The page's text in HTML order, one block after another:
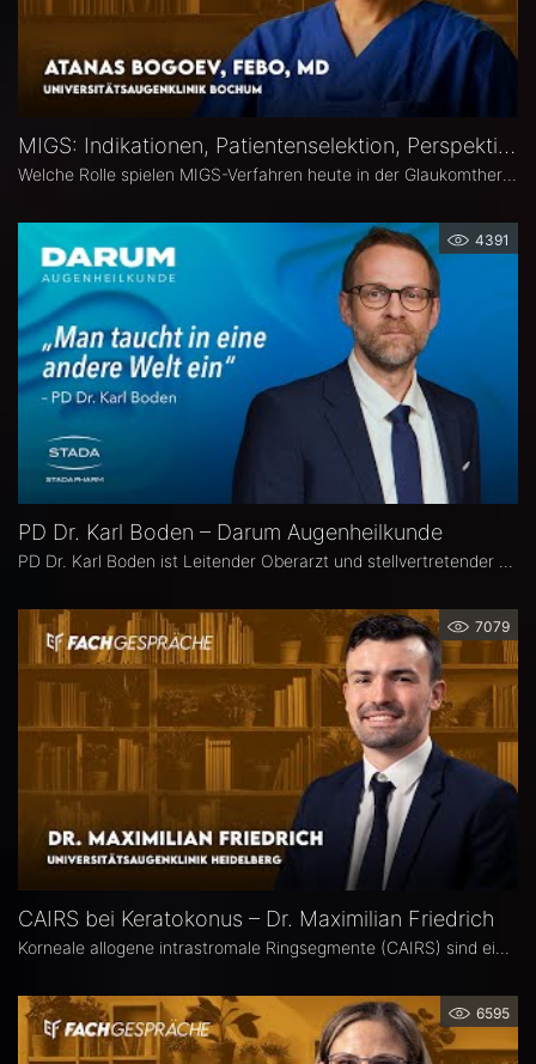
MIGS: Indikationen, Patientenselektion, Perspektiven – Atanas Bogoev, FEBO, MD
Welche Rolle spielen MIGS-Verfahren heute in der Glaukomtherapie? Atanas Bogoev, FEBO, MD, Oberarzt an der Universitätsaugenklinik Bochum spricht im Interview über Indikationen und Patientenselektion, den Stellenwert verschiedener MIGS-Verfahren im klinischen Alltag, realistische Therapieziele sowie Limitationen und zukünftige Entwicklungen der minimalinvasiven Glaukomchirurgie.
4391
PD Dr. Karl Boden – Darum Augenheilkunde
7079
CAIRS bei Keratokonus – Dr. Maximilian Friedrich
6595